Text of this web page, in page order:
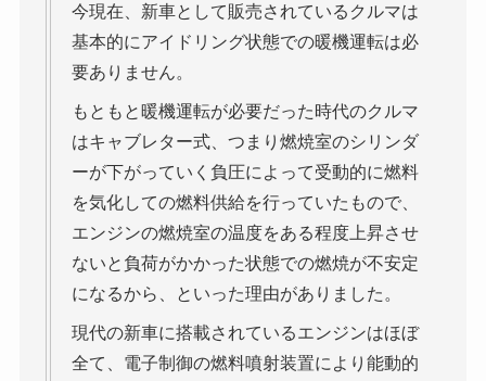
今現在、新車として販売されているクルマは
基本的にアイドリング状態での暖機運転は必
要ありません。
もともと暖機運転が必要だった時代のクルマ
はキャブレター式、つまり燃焼室のシリンダ
ーが下がっていく負圧によって受動的に燃料
を気化しての燃料供給を行っていたもので、
エンジンの燃焼室の温度をある程度上昇させ
ないと負荷がかかった状態での燃焼が不安定
になるから、といった理由がありました。
現代の新車に搭載されているエンジンはほぼ
全て、電子制御の燃料噴射装置により能動的